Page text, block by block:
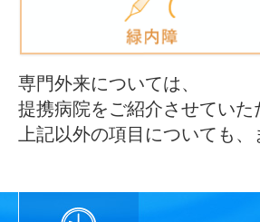
専門外来については、
提携病院をご紹介させてい
上記以外の項目についても